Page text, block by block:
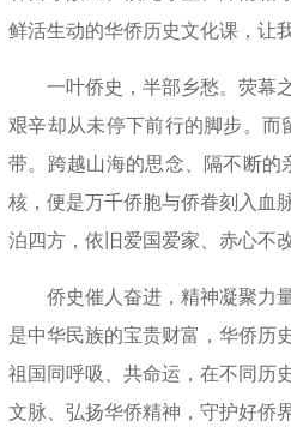
鲜活生动的华侨历史文化课，让
一叶侨史，半部乡愁。荧幕
艰辛却从未停下前行的脚步。
带。跨越山海的思念、隔不断
核，便是万千侨胞与侨眷刻入血
泊四方，依旧爱国爱家、赤心不
侨史催人奋进，精神凝聚力
是中华民族的宝贵财富，华侨历
祖国同呼吸、共命运，在不同历
文脉、弘扬华侨精神，守护好侨